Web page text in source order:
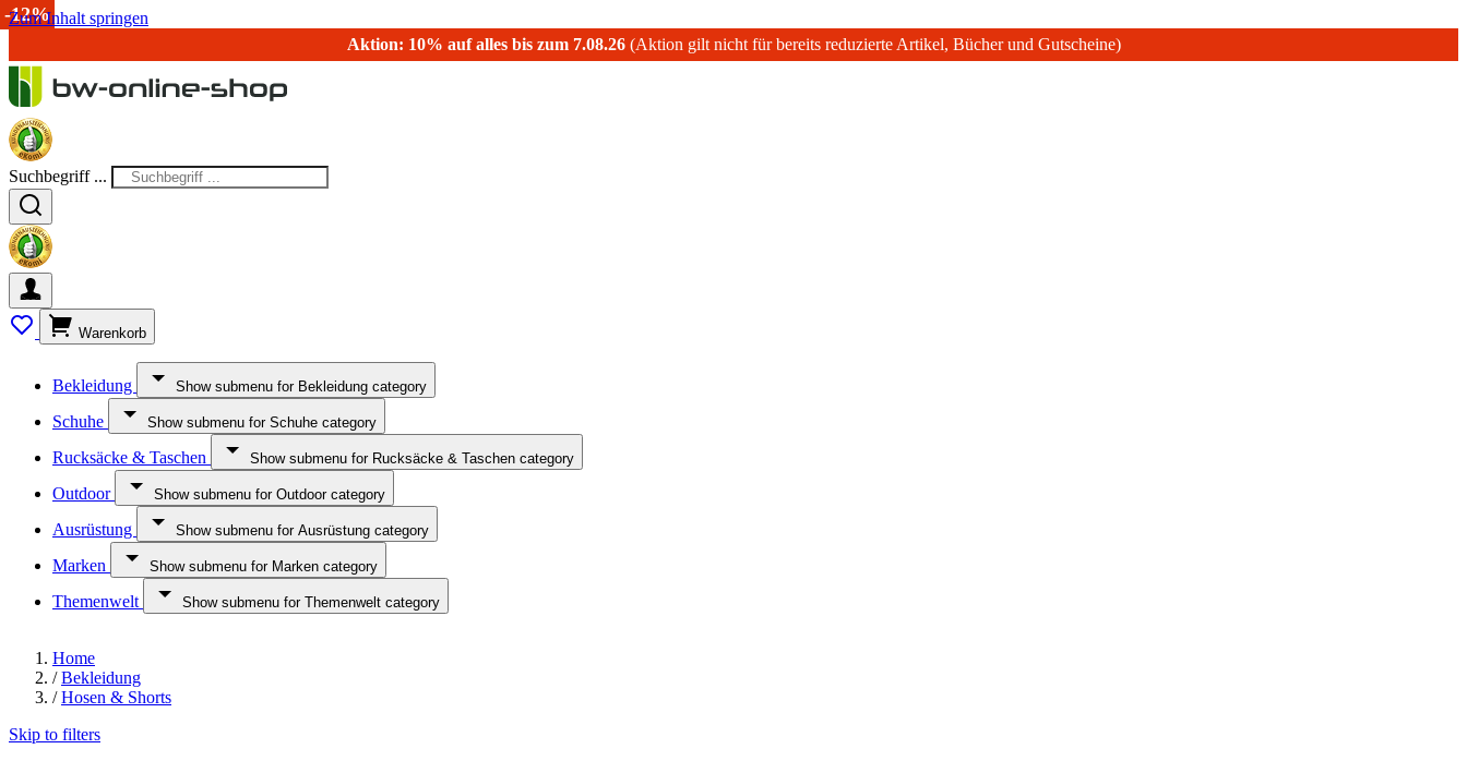
Zum Inhalt springen
Aktion: 10% auf alles bis zum 7.08.26(Aktion gilt nicht für bereits reduzierte Artikel, Bücher und Gutscheine)
Suchbegriff ...
Warenkorb
Bekleidung Show submenu for Bekleidung category
Schuhe Show submenu for Schuhe category
Rucksäcke & Taschen Show submenu for Rucksäcke & Taschen category
Outdoor Show submenu for Outdoor category
Ausrüstung Show submenu for Ausrüstung category
Marken Show submenu for Marken category
Themenwelt Show submenu for Themenwelt category
Home
/ Bekleidung
/ Hosen & Shorts
Skip to filters
-20%
-12%